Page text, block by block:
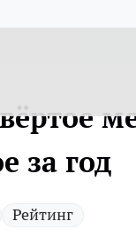
за год
Рейтинг